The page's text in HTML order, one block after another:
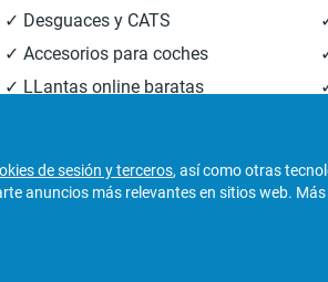
✓ Desguaces y CATS
✓ Accesorios para coches
✓ LLantas online baratas
de sesión y terceros, así como otras
anuncios más relevantes en sitios web.